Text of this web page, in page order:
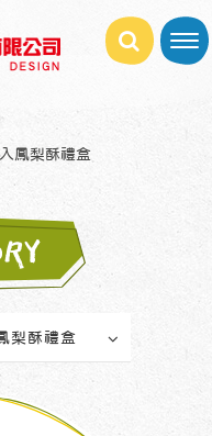
鳳梨酥禮盒
梨酥禮盒